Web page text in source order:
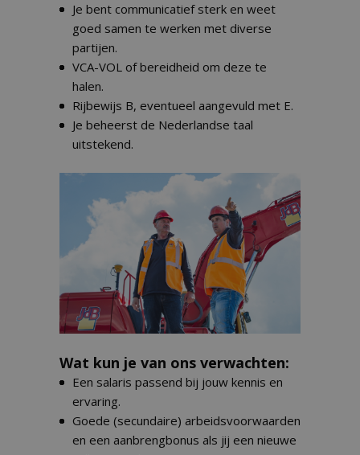
Je bent communicatief sterk en weet
goed samen te werken met diverse
partijen.
VCA-VOL of bereidheid om deze te
halen.
Rijbewijs B, eventueel aangevuld met E.
Je beheerst de Nederlandse taal
uitstekend.
Wat kun je van ons verwachten:
Een salaris passend bij jouw kennis en
ervaring.
Goede (secundaire) arbeidsvoorwaarden
en een aanbrengbonus als jij een nieuwe